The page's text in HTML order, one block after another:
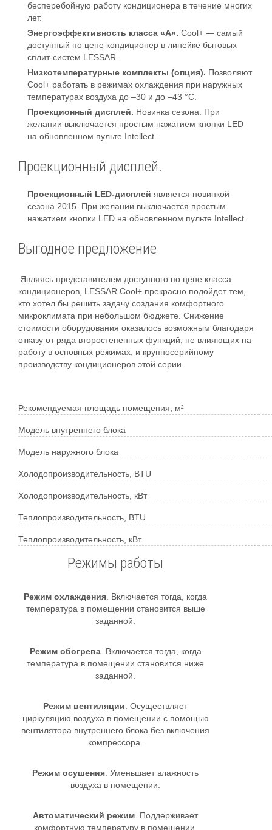
бесперебойную работу кондиционера в течение многих
лет.
Энергоэффективность класса «А». Cool+ — самый
доступный по цене кондиционер в линейке бытовых
сплит-систем LESSAR.
Низкотемпературные комплекты (опция). Позволяют
Cool+ работать в режимах охлаждения при наружных
температурах воздуха до –30 и до –43 °С.
Проекционный дисплей. Новинка сезона. При
желании выключается простым нажатием кнопки LED
на обновленном пульте Intellect.
Проекционный дисплей.
Проекционный LED-дисплей является новинкой
сезона 2015. При желании выключается простым
нажатием кнопки LED на обновленном пульте Intellect.
Выгодное предложение
Являясь представителем доступного по цене класса
кондиционеров, LESSAR Cool+ прекрасно подойдет тем,
кто хотел бы решить задачу создания комфортного
микроклимата при небольшом бюджете. Снижение
стоимости оборудования оказалось возможным благодаря
отказу от ряда второстепенных функций, не влияющих на
работу в основных режимах, и крупносерийному
производству кондиционеров этой серии.
Рекомендуемая площадь помещения, м²
Модель внутреннего блока
Модель наружного блока
Холодопроизводительность, BTU
Холодопроизводительность, кВт
Теплопроизводительность, BTU
Теплопроизводительность, кВт
Режимы работы
Режим охлаждения . Включается тогда, когда
температура в помещении становится выше
заданной.
Режим обогрева. Включается тогда, когда
температура в помещении становится ниже
заданной.
Режим вентиляции . Осуществляет
циркуляцию воздуха в помещении с помощью
вентилятора внутреннего блока без включения
компрессора.
Режим осушения . Уменьшает влажность
воздуха в помещении.
Автоматический режим . Поддерживает
комфортную температуру в помещении,